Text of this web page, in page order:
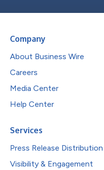
Company
About Business Wire
Careers
Media Center
Help Center
Services
Press Release Distribution
Visibility & Engagement